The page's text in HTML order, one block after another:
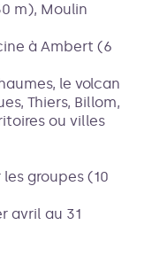
m), Moulin
à Ambert (6
le volcan
Thiers, Billom,
ou villes
groupes (10
avril au 31